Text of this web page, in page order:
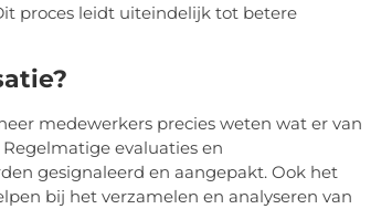
proces leidt uiteindelijk tot betere
medewerkers precies weten wat er van
evaluaties en
gesignaleerd en aangepakt. Ook het
bij het verzamelen en analyseren van